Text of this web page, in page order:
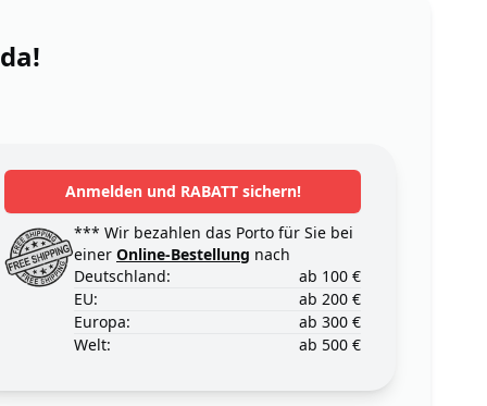
Anmelden und RABATT sichern!
*** Wir bezahlen das Porto für Sie bei
einer Online-Bestellung nach
Deutschland:
ab 100 €
EU:
ab 200 €
Europa:
ab 300 €
Welt:
ab 500 €